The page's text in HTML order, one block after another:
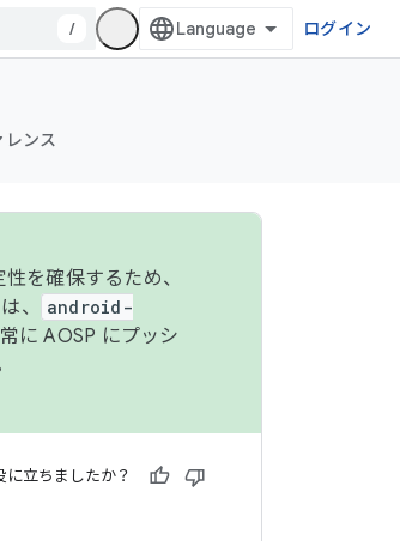
/ ログイン
レンス
を確保するため、
、
android-
に AOSP にプッシ
に立ちましたか？